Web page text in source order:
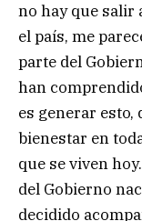
no hay que salir
el país, me
parte del
han
es generar esto,
bienestar en
que se viven
del Gobierno
decidido